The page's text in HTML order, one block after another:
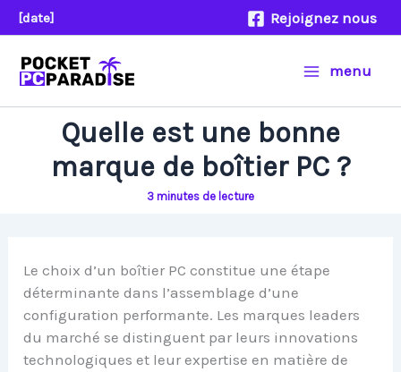
Aller
au
contenu
[date] Rejoignez nous
menu
Quelle est une bonne
marque de boîtier PC ?
3 minutes de lecture
Le choix d’un boîtier PC constitue une étape
déterminante dans l’assemblage d’une
configuration performante. Les marques leaders
du marché se distinguent par leurs innovations
technologiques et leur expertise en matière de